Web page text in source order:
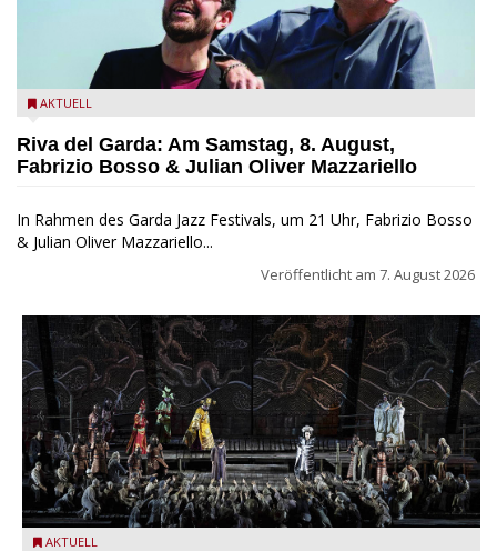
Fabrizio Bosso & Julian Oliver Mazzariello zu Gast beim Garda
AKTUELL
Riva del Garda: Am Samstag, 8. August,
Fabrizio Bosso & Julian Oliver Mazzariello
In Rahmen des Garda Jazz Festivals, um 21 Uhr, Fabrizio Bosso
& Julian Oliver Mazzariello...
Veröffentlicht am 7. August 2026
Turandot in der Arena von Verona - Ennevi für Fondazione
AKTUELL